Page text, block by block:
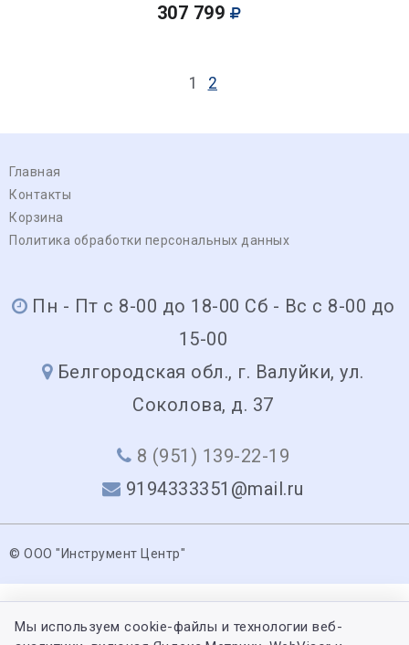
307 799
1 2
Главная
Контакты
Корзина
Политика обработки персональных данных
Пн - Пт с 8-00 до 18-00 Сб - Вс с 8-00 до
15-00
Белгородская обл., г. Валуйки, ул.
Соколова, д. 37
8 (951) 139-22-19
9194333351@mail.ru
© ООО "Инструмент Центр"
Мы используем cookie-файлы и технологии веб-